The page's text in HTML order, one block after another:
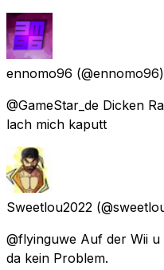
ennomo96
@GameStar_de Dicken
lach mich kaputt
Sweetlou2022
@flyinguwe Auf der Wii
da kein Problem.